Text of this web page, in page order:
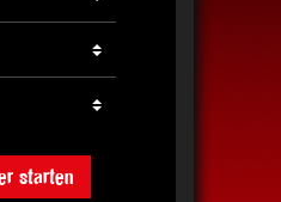
starten